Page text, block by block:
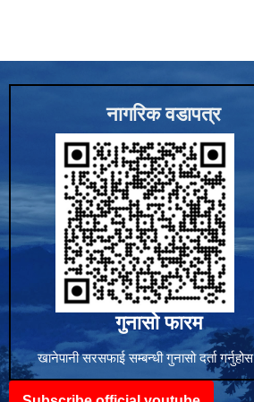
नागरिक वडापत्र
गुनासो फारम
खानेपानी सरसफाई सम्बन्धी गुनासो दर्ता गर्नुहोस